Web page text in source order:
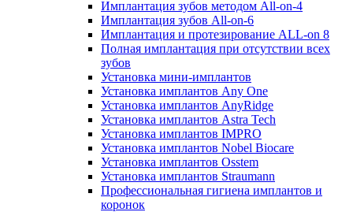
Имплантация зубов методом All-on-4
Имплантация зубов All-on-6
Имплантация и протезирование ALL-on 8
Полная имплантация при отсутствии всех
зубов
Установка мини-имплантов
Установка имплантов Any One
Установка имплантов AnyRidge
Установка имплантов Astra Tech
Установка имплантов IMPRO
Установка имплантов Nobel Biocare
Установка имплантов Osstem
Установка имплантов Straumann
Профессиональная гигиена имплантов и
коронок